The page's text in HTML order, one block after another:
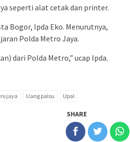
seperti alat cetak dan printer.
Bogor, Ipda Eko. Menurutnya,
Polda Metro Jaya.
dari Polda Metro,” ucap Ipda.
jaya Uang palsu Upal
SHARE